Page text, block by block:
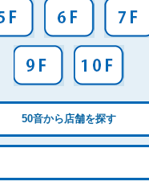
50音から店舗を探す